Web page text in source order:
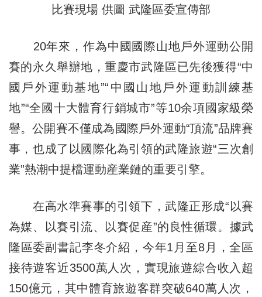
比賽現場 供圖 武隆區委宣傳部
20年來，作為中國國際山地戶外運動公開
賽的永久舉辦地，重慶市武隆區已先後獲得“中
國戶外運動基地”“中國山地戶外運動訓練基
地”“全國十大體育行銷城市”等10余項國家級榮
譽。公開賽不僅成為國際戶外運動“頂流”品牌賽
事，也成了以國際化為引領的武隆旅遊“三次創
業”熱潮中提檔運動産業鏈的重要引擎。
在高水準賽事的引領下，武隆正形成“以賽
為媒、以賽引流、以賽促産”的良性循環。據武
隆區委副書記李冬介紹，今年1月至8月，全區
接待遊客近3500萬人次，實現旅遊綜合收入超
150億元，其中體育旅遊客群突破640萬人次，